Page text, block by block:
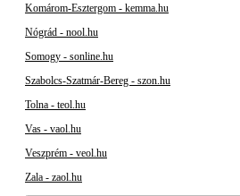
Komárom-Esztergom - kemma.hu
Nógrád - nool.hu
Somogy - sonline.hu
Szabolcs-Szatmár-Bereg - szon.hu
Tolna - teol.hu
Vas - vaol.hu
Veszprém - veol.hu
Zala - zaol.hu